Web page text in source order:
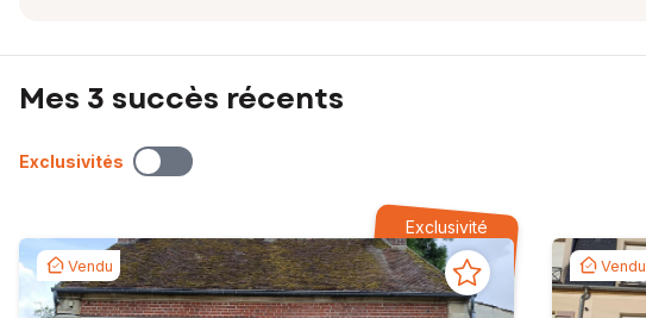
Mes 3 succès récents
Exclusivités
Exclusivité
Vendu Vendu